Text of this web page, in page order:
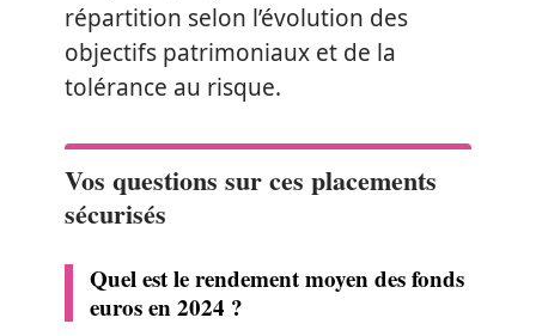
répartition selon l’évolution des
objectifs patrimoniaux et de la
tolérance au risque.
Vos questions sur ces placements
sécurisés
Quel est le rendement moyen des fonds
euros en 2024 ?